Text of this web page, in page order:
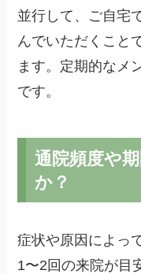
並行して、ご自宅
んでいただくこと
ます。定期的なメ
です。
通院頻度や
か？
症状や原因によっ
1〜2回の来院が目